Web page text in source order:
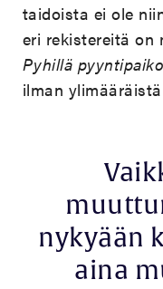
taidoista ei ole
eri rekistereitä on
Pyhillä
ilman
nykyään
aina